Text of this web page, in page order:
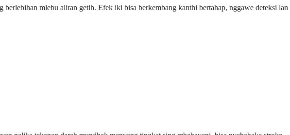
mlebu aliran getih. Efek iki bisa berkembang kanthi bertahap, nggawe deteksi lan